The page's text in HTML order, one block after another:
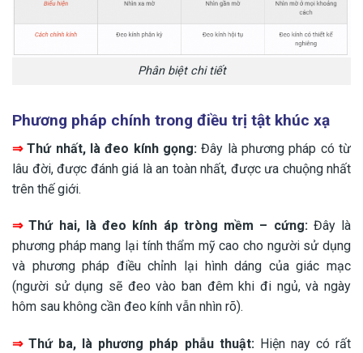
Phân biệt chi tiết
Phương pháp chính trong điều trị tật khúc xạ
⇒ Thứ nhất, là đeo kính gọng: Đây là phương pháp có từ
lâu đời, được đánh giá là an toàn nhất, được ưa chuộng nhất
trên thế giới.
⇒Thứ hai, là đeo kính áp tròng mềm – cứng:Đây là
phương pháp mang lại tính thẩm mỹ cao cho người sử dụng
và phương pháp điều chỉnh lại hình dáng của giác mạc
(người sử dụng sẽ đeo vào ban đêm khi đi ngủ, và ngày
hôm sau không cần đeo kính vẫn nhìn rõ).
⇒Thứ ba, là phương pháp phẫu thuật:Hiện nay có rất